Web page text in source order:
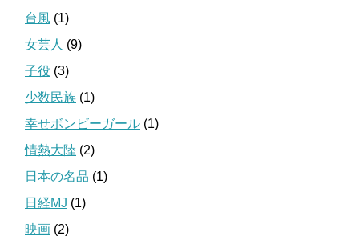
台風 (1)
女芸人 (9)
子役 (3)
少数民族 (1)
幸せボンビーガール (1)
情熱大陸 (2)
日本の名品 (1)
日経MJ (1)
映画 (2)